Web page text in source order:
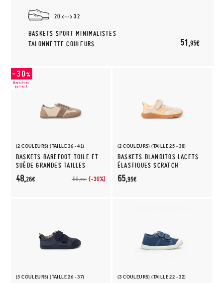
20 32
BASKETS SPORT MINIMALISTES
TALONNETTE COULEURS
51,95€
(2 COULEURS) (TAILLE 36 - 41)
BASKETS BAREFOOT TOILE ET
SUÈDE GRANDES TAILLES
68,95€ (-30%)
48,26€
(2 COULEURS) (TAILLE 25 - 38)
BASKETS BLANDITOS LACETS
ÉLASTIQUES SCRATCH
65,95€
(5 COULEURS) (TAILLE 26 - 37) (3 COULEURS) (TAILLE 22 - 32)